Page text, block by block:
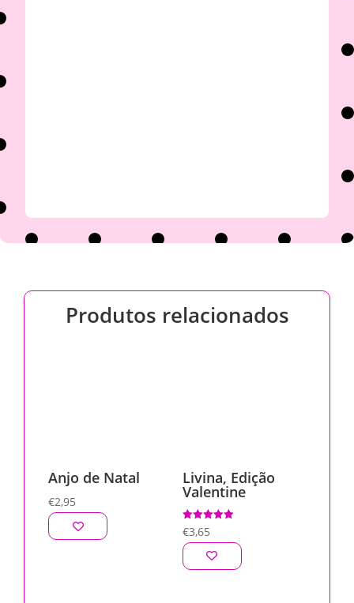
Produtos relacionados
Anjo de Natal
€2,95
Livina, Edição
Valentine
Avaliação
5.00
de 5
€3,65